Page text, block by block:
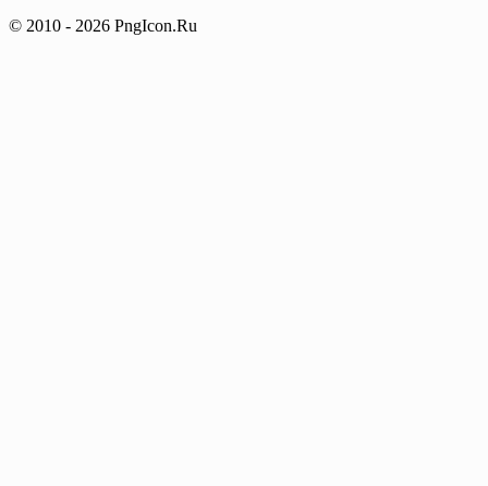
© 2010 - 2026 PngIcon.Ru